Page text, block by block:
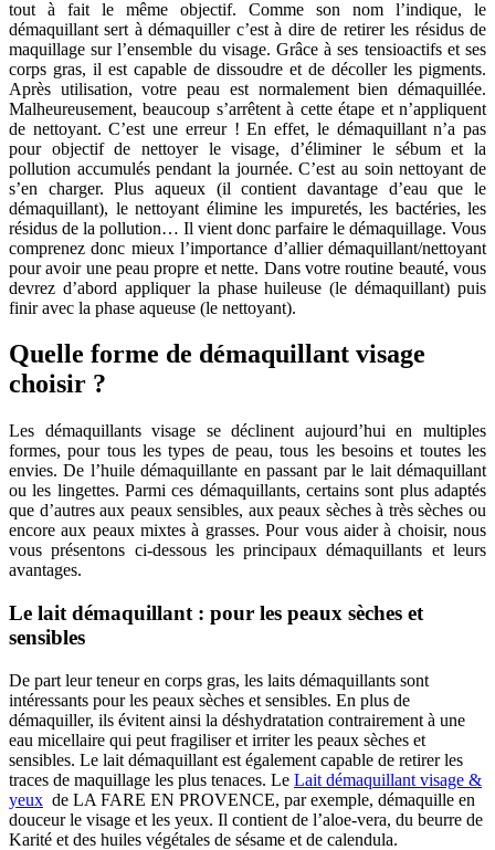
tout à fait le même objectif. Comme son nom l’indique, le
démaquillant sert à démaquiller c’est à dire de retirer les résidus de
maquillage sur l’ensemble du visage. Grâce à ses tensioactifs et ses
corps gras, il est capable de dissoudre et de décoller les pigments.
Après utilisation, votre peau est normalement bien démaquillée.
Malheureusement, beaucoup s’arrêtent à cette étape et n’appliquent
de nettoyant. C’est une erreur ! En effet, le démaquillant n’a pas
pour objectif de nettoyer le visage, d’éliminer le sébum et la
pollution accumulés pendant la journée. C’est au soin nettoyant de
s’en charger. Plus aqueux (il contient davantage d’eau que le
démaquillant), le nettoyant élimine les impuretés, les bactéries, les
résidus de la pollution… Il vient donc parfaire le démaquillage. Vous
comprenez donc mieux l’importance d’allier démaquillant/nettoyant
pour avoir une peau propre et nette. Dans votre routine beauté, vous
devrez d’abord appliquer la phase huileuse (le démaquillant) puis
finir avec la phase aqueuse (le nettoyant).
Quelle forme de démaquillant visage
choisir ?
Les démaquillants visage se déclinent aujourd’hui en multiples
formes, pour tous les types de peau, tous les besoins et toutes les
envies. De l’huile démaquillante en passant par le lait démaquillant
ou les lingettes. Parmi ces démaquillants, certains sont plus adaptés
que d’autres aux peaux sensibles, aux peaux sèches à très sèches ou
encore aux peaux mixtes à grasses. Pour vous aider à choisir, nous
vous présentons ci-dessous les principaux démaquillants et leurs
avantages.
Le lait démaquillant : pour les peaux sèches et
sensibles
De part leur teneur en corps gras, les laits démaquillants sont
intéressants pour les peaux sèches et sensibles. En plus de
démaquiller, ils évitent ainsi la déshydratation contrairement à une
eau micellaire qui peut fragiliser et irriter les peaux sèches et
sensibles. Le lait démaquillant est également capable de retirer les
traces de maquillage les plus tenaces. Le Lait démaquillant visage &
yeux de LA FARE EN PROVENCE, par exemple, démaquille en
douceur le visage et les yeux. Il contient de l’aloe-vera, du beurre de
Karité et des huiles végétales de sésame et de calendula.